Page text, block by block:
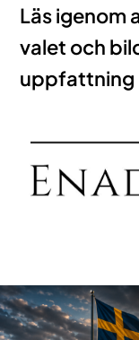
Läs igenom
valet och